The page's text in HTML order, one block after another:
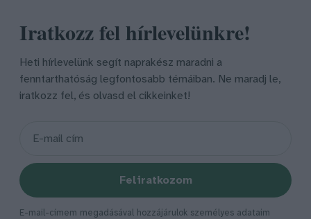
Iratkozz fel hírlevelünkre!
Heti hírlevelünk segít naprakész maradni a
fenntarthatóság legfontosabb témáiban. Ne maradj le,
iratkozz fel, és olvasd el cikkeinket!
Feliratkozom
E-mail-címem megadásával hozzájárulok személyes adataim